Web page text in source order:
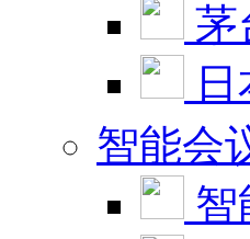
茅
智能会
智